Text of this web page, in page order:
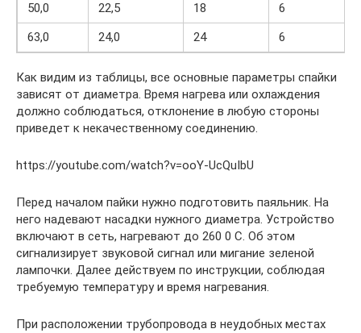
50,0
22,5 18
6
63,0
24,0 24 6
Как видим из таблицы, все основные параметры спайки
зависят от диаметра. Время нагрева или охлаждения
должно соблюдаться, отклонение в любую стороны
приведет к некачественному соединению.
https://youtube.com/watch?v=ooY-UcQuIbU
Перед началом пайки нужно подготовить паяльник. На
него надевают насадки нужного диаметра. Устройство
включают в сеть, нагревают до 260 0 С. Об этом
сигнализирует звуковой сигнал или мигание зеленой
лампочки. Далее действуем по инструкции, соблюдая
требуемую температуру и время нагревания.
При расположении трубопровода в неудобных местах